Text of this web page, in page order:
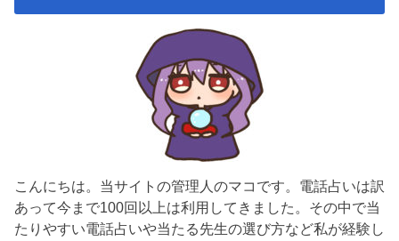
こんにちは。当サイトの管理人のマコです。電話占いは訳
あって今まで100回以上は利用してきました。その中で当
たりやすい電話占いや当たる先生の選び方など私が経験し